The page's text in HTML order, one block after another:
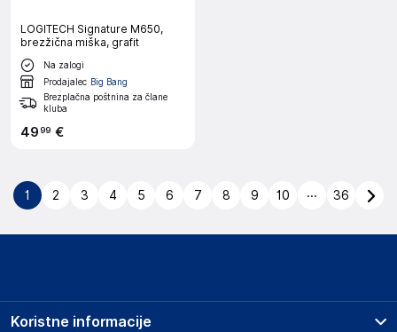
LOGITECH Signature M650,
brezžična miška, grafit
Na zalogi
Prodajalec Big Bang
Brezplačna poštnina za člane
kluba
4999 €
1 2 3 4 5 6 7 8 9 10 ... 36
Koristne informacije